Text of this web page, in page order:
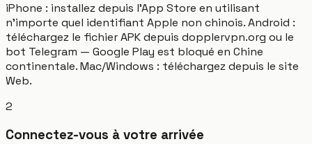
iPhone : installez depuis l'App Store en utilisant
n'importe quel identifiant Apple non chinois. Android :
téléchargez le fichier APK depuis dopplervpn.org ou le
bot Telegram — Google Play est bloqué en Chine
continentale. Mac/Windows : téléchargez depuis le site
Web.
2
Connectez-vous à votre arrivée